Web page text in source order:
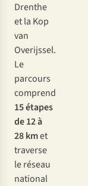
Drenthe
et la Kop
van
Overijssel.
Le
parcours
comprend
15 étapes
de 12 à
28 kmet
traverse
le réseau
national